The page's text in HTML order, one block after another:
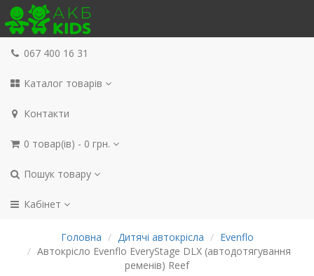
067 400 16 31
Каталог товарів
Контакти
0 товар(ів) - 0 грн.
Пошук товару
Кабінет
Головна Дитячі автокрісла
Evenflo
Автокрісло Evenflo EveryStage DLX (автодотягування
ременів) Reef